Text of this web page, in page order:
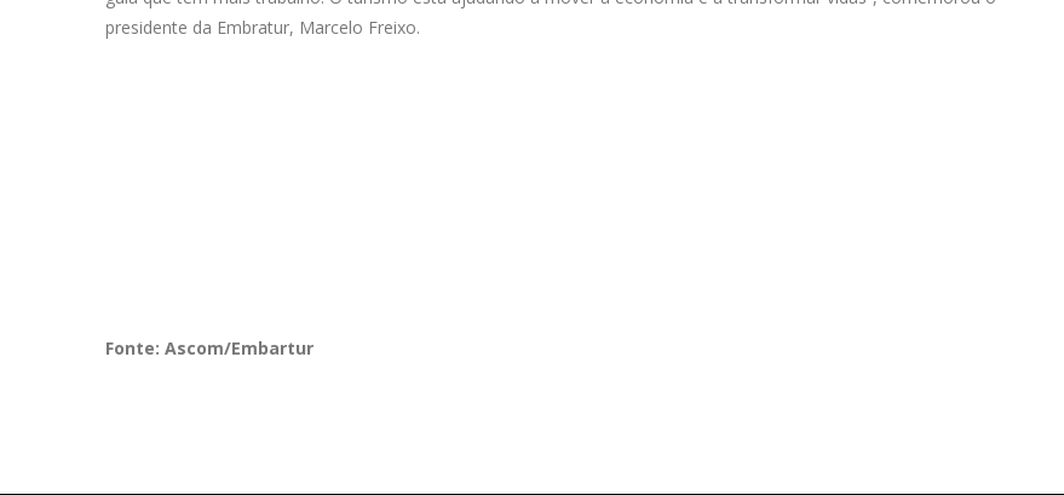
presidente da Embratur, Marcelo Freixo.
Fonte: Ascom/Embartur